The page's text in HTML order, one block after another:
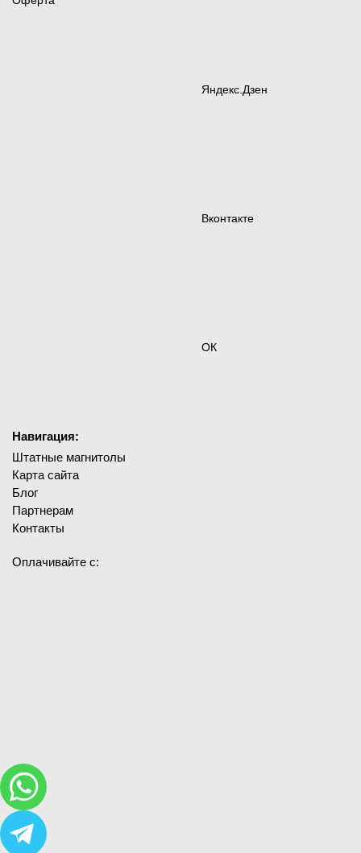
Яндекс.Дзен
Вконтакте
ОК
Навигация:
Штатные магнитолы
Карта сайта
Блог
Партнерам
Контакты
Оплачивайте с: